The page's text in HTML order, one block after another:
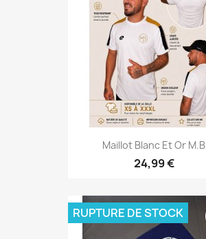
Maillot Blanc Et Or M.B
24,99 €
RUPTURE DE STOCK